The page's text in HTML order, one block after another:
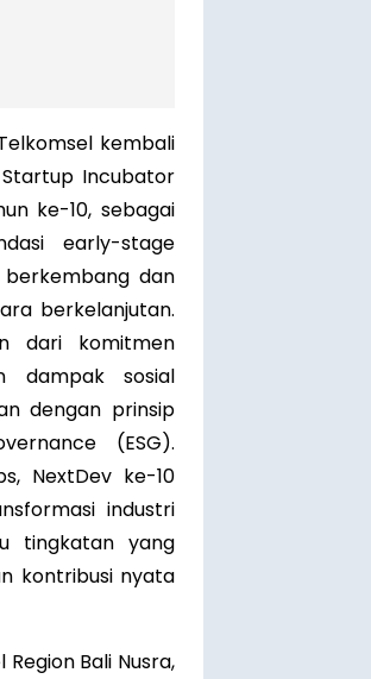
kembali
Incubator
ke-10, sebagai
early-stage
dan
berkelanjutan.
dari komitmen
dampak sosial
dengan prinsip
(ESG).
NextDev ke-10
industri
tingkatan yang
kontribusi nyata
Bali Nusra,